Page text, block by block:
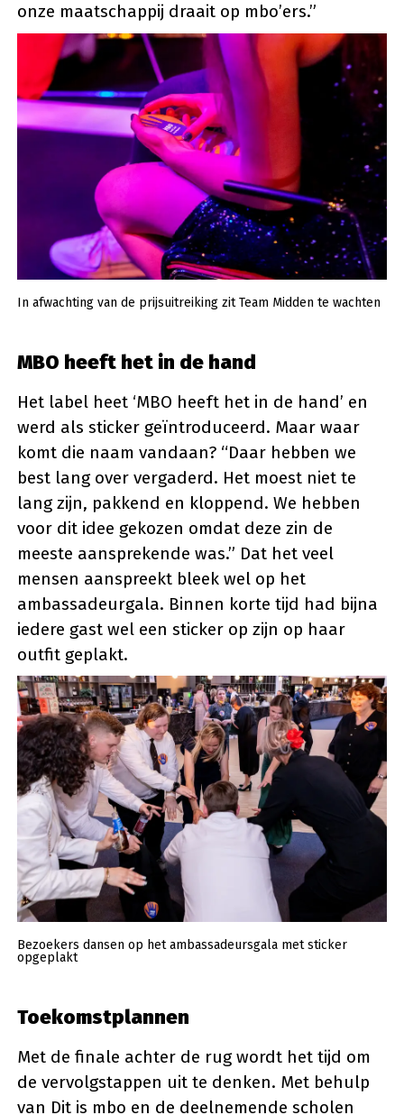
onze maatschappij draait op mbo’ers.”
In afwachting van de prijsuitreiking zit Team Midden te wachten
MBO heeft het in de hand
Het label heet ‘MBO heeft het in de hand’ en
werd als sticker geïntroduceerd. Maar waar
komt die naam vandaan? “Daar hebben we
best lang over vergaderd. Het moest niet te
lang zijn, pakkend en kloppend. We hebben
voor dit idee gekozen omdat deze zin de
meeste aansprekende was.” Dat het veel
mensen aanspreekt bleek wel op het
ambassadeurgala. Binnen korte tijd had bijna
iedere gast wel een sticker op zijn op haar
outfit geplakt.
Bezoekers dansen op het ambassadeursgala met sticker
opgeplakt
Toekomstplannen
Met de finale achter de rug wordt het tijd om
de vervolgstappen uit te denken. Met behulp
van Dit is mbo en de deelnemende scholen